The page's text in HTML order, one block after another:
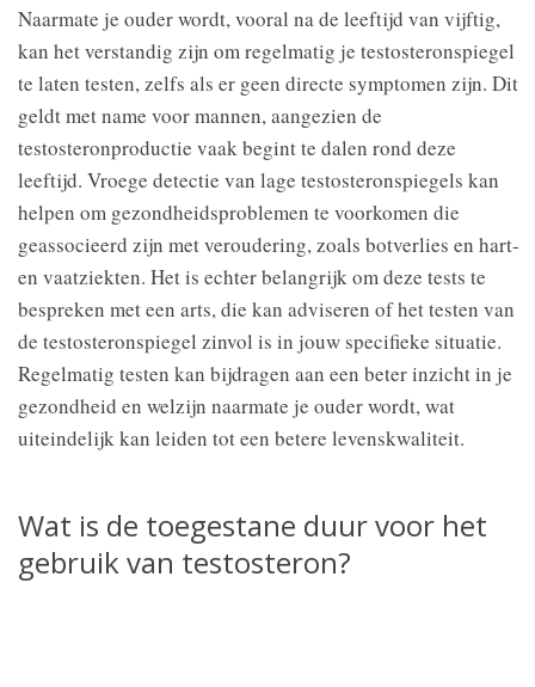
Naarmate je ouder wordt, vooral na de leeftijd van vijftig,
kan het verstandig zijn om regelmatig je testosteronspiegel
te laten testen, zelfs als er geen directe symptomen zijn. Dit
geldt met name voor mannen, aangezien de
testosteronproductie vaak begint te dalen rond deze
leeftijd. Vroege detectie van lage testosteronspiegels kan
helpen om gezondheidsproblemen te voorkomen die
geassocieerd zijn met veroudering, zoals botverlies en hart-
en vaatziekten. Het is echter belangrijk om deze tests te
bespreken met een arts, die kan adviseren of het testen van
de testosteronspiegel zinvol is in jouw specifieke situatie.
Regelmatig testen kan bijdragen aan een beter inzicht in je
gezondheid en welzijn naarmate je ouder wordt, wat
uiteindelijk kan leiden tot een betere levenskwaliteit.
Wat is de toegestane duur voor het
gebruik van testosteron?